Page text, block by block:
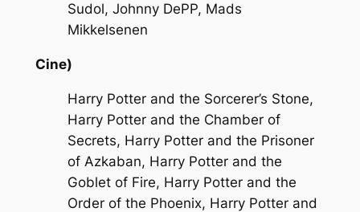
Sudol, Johnny DePP, Mads
Mikkelsenen
Cine)
Harry Potter and the Sorcerer’s Stone,
Harry Potter and the Chamber of
Secrets, Harry Potter and the Prisoner
of Azkaban, Harry Potter and the
Goblet of Fire, Harry Potter and the
Order of the Phoenix, Harry Potter and